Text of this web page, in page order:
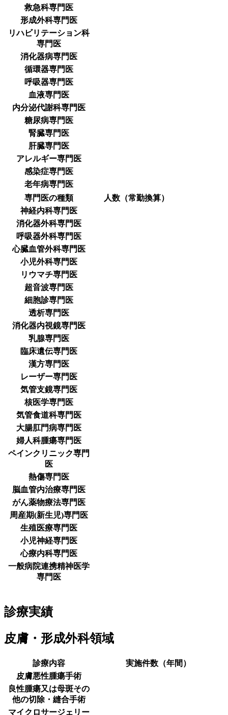
救急科専門医
形成外科専門医
リハビリテーション科
専門医
消化器病専門医
循環器専門医
呼吸器専門医
血液専門医
内分泌代謝科専門医
糖尿病専門医
腎臓専門医
肝臓専門医
アレルギー専門医
感染症専門医
老年病専門医
専門医の種類
人数（常勤換算）
神経内科専門医
消化器外科専門医
呼吸器外科専門医
心臓血管外科専門医
小児外科専門医
リウマチ専門医
超音波専門医
細胞診専門医
透析専門医
消化器内視鏡専門医
乳腺専門医
臨床遺伝専門医
漢方専門医
レーザー専門医
気管支鏡専門医
核医学専門医
気管食道科専門医
大腸肛門病専門医
婦人科腫瘍専門医
ペインクリニック専門
医
熱傷専門医
脳血管内治療専門医
がん薬物療法専門医
周産期(新生児)専門医
生殖医療専門医
小児神経専門医
心療内科専門医
一般病院連携精神医学
専門医
診療実績
皮膚・形成外科領域
診療内容
実施件数（年間）
皮膚悪性腫瘍手術
良性腫瘍又は母斑その
他の切除・縫合手術
マイクロサージェリー